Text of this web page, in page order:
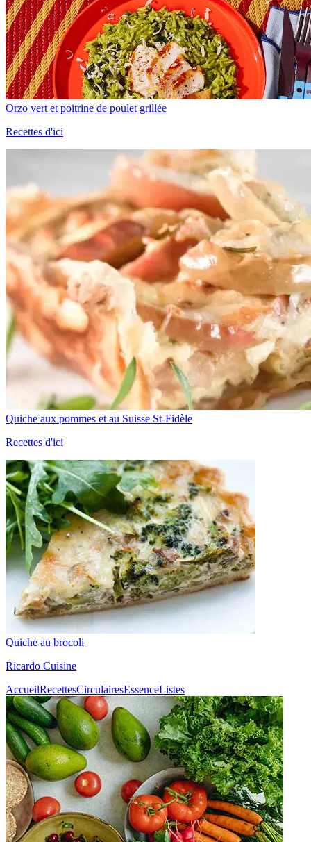
Orzo vert et poitrine de poulet grillée
Recettes d'ici
Quiche aux pommes et au Suisse St-Fidèle
Recettes d'ici
Quiche au brocoli
Ricardo Cuisine
AccueilRecettesCirculairesEssenceListes